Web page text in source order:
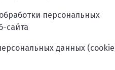
персональных
сайта
данных